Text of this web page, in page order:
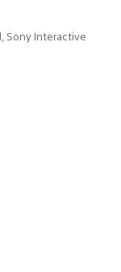
Sony Interactive